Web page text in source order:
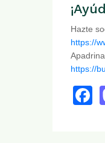
Hazte
https://
https://